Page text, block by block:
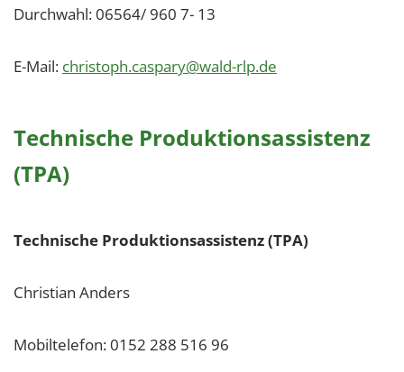
Durchwahl: 06564/ 960 7- 13
E-Mail: christoph.caspary@wald-rlp.de
Technische Produktionsassistenz
(TPA)
Technische Produktionsassistenz (TPA)
Christian Anders
Mobiltelefon: 0152 288 516 96